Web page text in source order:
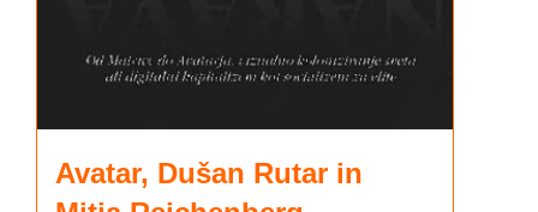
Avatar, Dušan Rutar in